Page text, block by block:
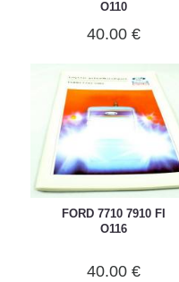
O110
40.00 €
FORD 7710 7910 FI
O116
40.00 €